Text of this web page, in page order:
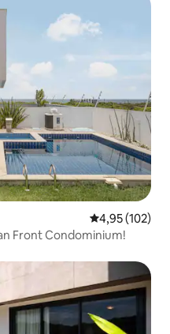
4,95 av 5 i
4,95 (102)
Front Condominium!